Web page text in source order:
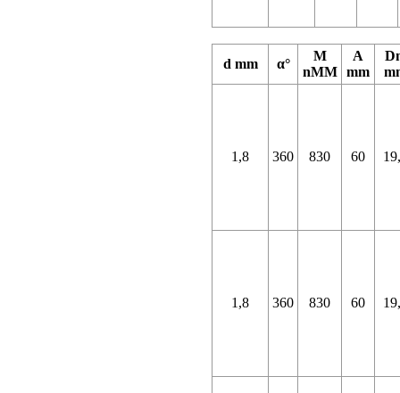
d mm α°
M
nMM
A
mm
1,8 360 830 60
1,8 360 830 60